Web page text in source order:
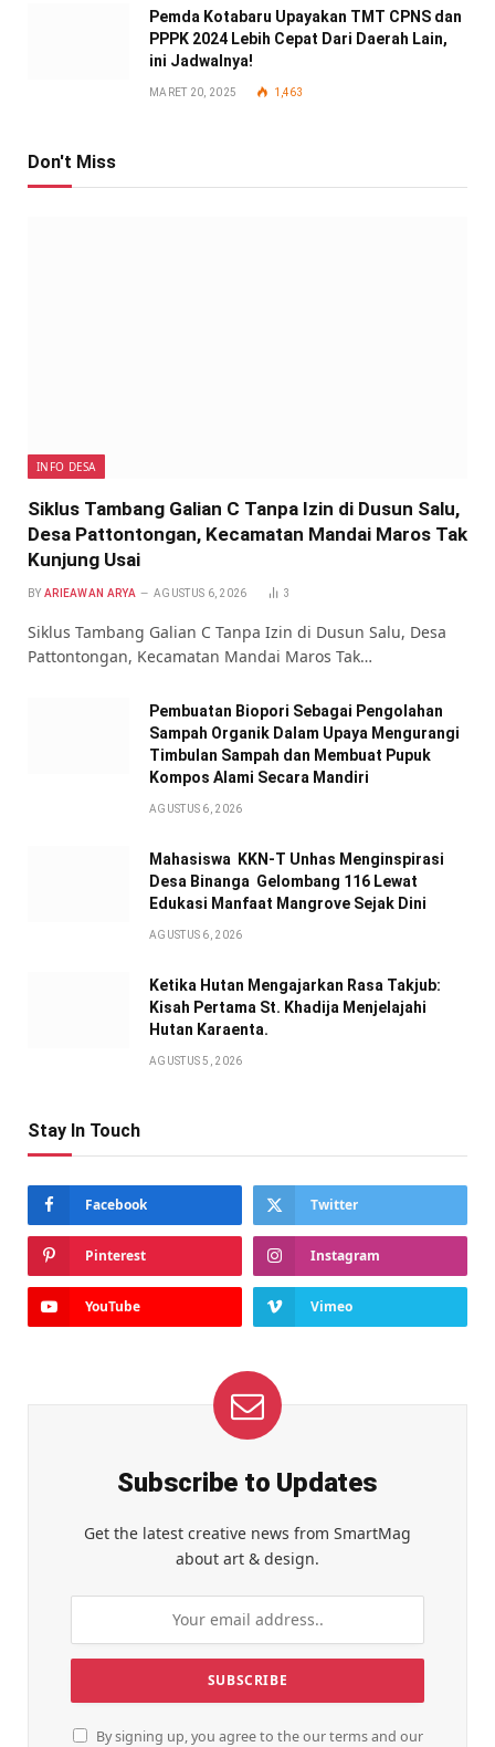
Pemda Kotabaru Upayakan TMT CPNS dan
PPPK 2024 Lebih Cepat Dari Daerah Lain,
ini Jadwalnya!
MARET 20, 2025 1,463
Don't Miss
INFO DESA
Siklus Tambang Galian C Tanpa Izin di Dusun Salu,
Desa Pattontongan, Kecamatan Mandai Maros Tak
Kunjung Usai
BY ARIEAWAN ARYA AGUSTUS 6, 2026 3
Siklus Tambang Galian C Tanpa Izin di Dusun Salu, Desa
Pattontongan, Kecamatan Mandai Maros Tak…
Pembuatan Biopori Sebagai Pengolahan
Sampah Organik Dalam Upaya Mengurangi
Timbulan Sampah dan Membuat Pupuk
Kompos Alami Secara Mandiri
AGUSTUS 6, 2026
Mahasiswa KKN-T Unhas Menginspirasi
Desa Binanga Gelombang 116 Lewat
Edukasi Manfaat Mangrove Sejak Dini
AGUSTUS 6, 2026
Ketika Hutan Mengajarkan Rasa Takjub:
Kisah Pertama St. Khadija Menjelajahi
Hutan Karaenta.
AGUSTUS 5, 2026
Stay In Touch
Facebook Twitter
Pinterest Instagram
YouTube Vimeo
Subscribe to Updates
Get the latest creative news from SmartMag
about art & design.
By signing up, you agree to the our terms and our